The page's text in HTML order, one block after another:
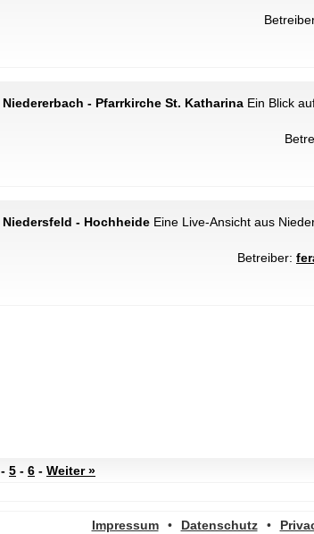
Niedererbach - Pfarrkirche St. Katharina Ein Blick
Niedersfeld - Hochheide Eine Live-Ansicht aus
Betreiber:
- 5 - 6 - Weiter »
Impressum • Datenschutz •